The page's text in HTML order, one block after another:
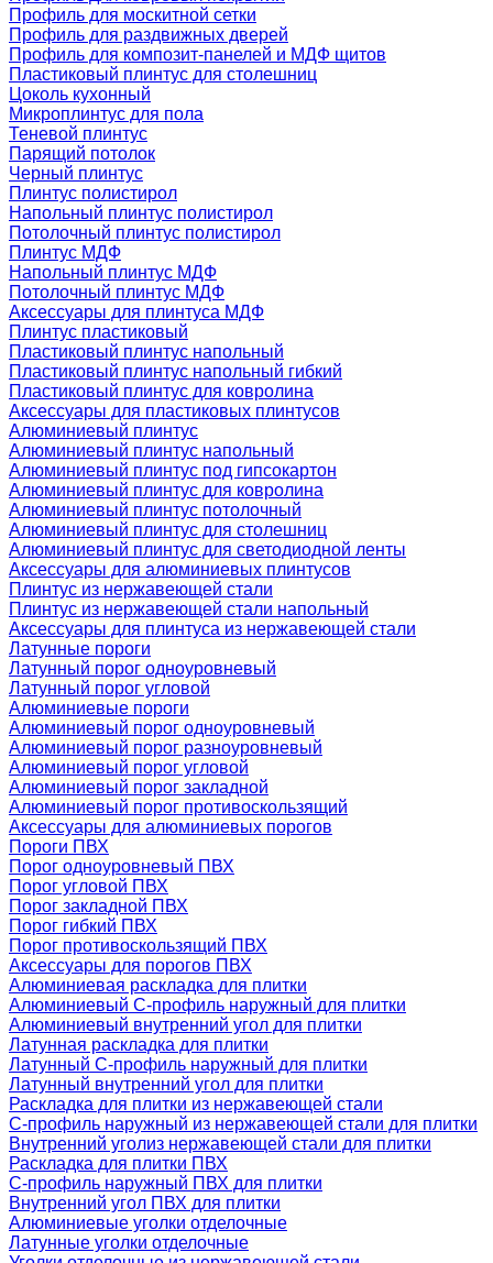
Профиль для москитной сетки
Профиль для раздвижных дверей
Профиль для композит-панелей и МДФ щитов
Пластиковый плинтус для столешниц
Цоколь кухонный
Микроплинтус для пола
Теневой плинтус
Парящий потолок
Черный плинтус
Плинтус полистирол
Напольный плинтус полистирол
Потолочный плинтус полистирол
Плинтус МДФ
Напольный плинтус МДФ
Потолочный плинтус МДФ
Аксессуары для плинтуса МДФ
Плинтус пластиковый
Пластиковый плинтус напольный
Пластиковый плинтус напольный гибкий
Пластиковый плинтус для ковролина
Аксессуары для пластиковых плинтусов
Алюминиевый плинтус
Алюминиевый плинтус напольный
Алюминиевый плинтус под гипсокартон
Алюминиевый плинтус для ковролина
Алюминиевый плинтус потолочный
Алюминиевый плинтус для столешниц
Алюминиевый плинтус для светодиодной ленты
Аксессуары для алюминиевых плинтусов
Плинтус из нержавеющей стали
Плинтус из нержавеющей стали напольный
Аксессуары для плинтуса из нержавеющей стали
Латунные пороги
Латунный порог одноуровневый
Латунный порог угловой
Алюминиевые пороги
Алюминиевый порог одноуровневый
Алюминиевый порог разноуровневый
Алюминиевый порог угловой
Алюминиевый порог закладной
Алюминиевый порог противоскользящий
Аксессуары для алюминиевых порогов
Пороги ПВХ
Порог одноуровневый ПВХ
Порог угловой ПВХ
Порог закладной ПВХ
Порог гибкий ПВХ
Порог противоскользящий ПВХ
Аксессуары для порогов ПВХ
Алюминиевая раскладка для плитки
Алюминиевый С-профиль наружный для плитки
Алюминиевый внутренний угол для плитки
Латунная раскладка для плитки
Латунный С-профиль наружный для плитки
Латунный внутренний угол для плитки
Раскладка для плитки из нержавеющей стали
С-профиль наружный из нержавеющей стали для плитки
Внутренний уголиз нержавеющей стали для плитки
Раскладка для плитки ПВХ
С-профиль наружный ПВХ для плитки
Внутренний угол ПВХ для плитки
Алюминиевые уголки отделочные
Латунные уголки отделочные